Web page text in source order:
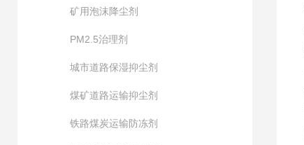
矿用泡沫降尘剂
PM2.5治理剂
城市道路保湿抑尘剂
煤矿道路运输抑尘剂
铁路煤炭运输防冻剂